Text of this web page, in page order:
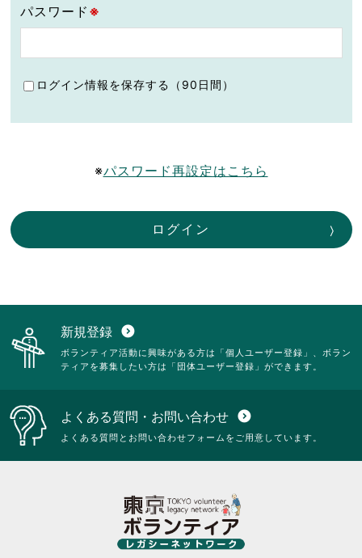
パスワード ※
ログイン情報を保存する（90日間）
※パスワード再設定はこちら
ログイン
新規登録 expand_circle_down
ボランティア活動に興味がある方は「個人ユーザー登録」、ボラン
ティアを募集したい方は「団体ユーザー登録」ができます。
よくある質問・お問い合わせ expand_circle_down
よくある質問とお問い合わせフォームをご用意しています。